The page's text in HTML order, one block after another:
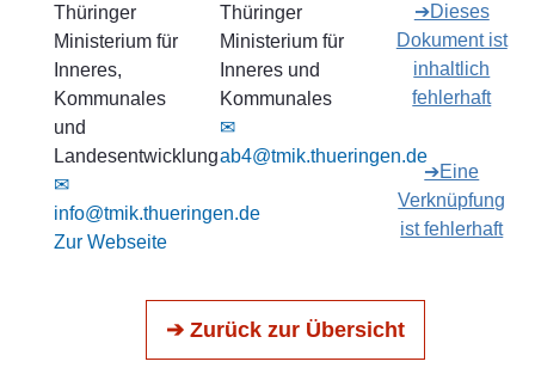
Thüringer
Ministerium für
Inneres,
Kommunales
und
Landesentwicklung
✉
info@tmik.thueringen.de
Zur Webseite
Thüringer
Ministerium für
Inneres und
Kommunales
✉
ab4@tmik.thueringen.de
➔Dieses
Dokument ist
inhaltlich
fehlerhaft
➔Eine
Verknüpfung
ist fehlerhaft
➔ Zurück zur Übersicht